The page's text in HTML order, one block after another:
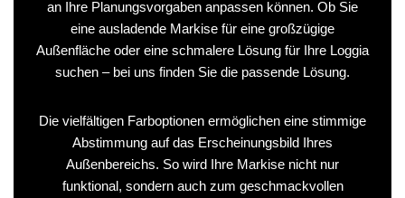
an Ihre Planungsvorgaben anpassen können. Ob Sie
eine ausladende Markise für eine großzügige
Außenfläche oder eine schmalere Lösung für Ihre Loggia
suchen – bei uns finden Sie die passende Lösung.
Die vielfältigen Farboptionen ermöglichen eine stimmige
Abstimmung auf das Erscheinungsbild Ihres
Außenbereichs. So wird Ihre Markise nicht nur
funktional, sondern auch zum geschmackvollen